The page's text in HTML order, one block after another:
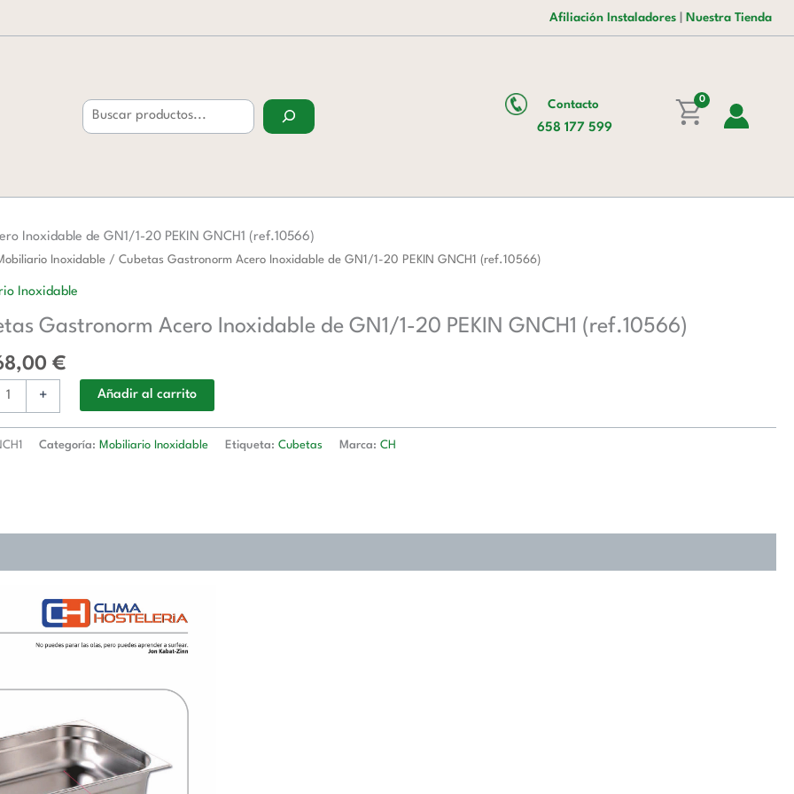
Afiliación Instaladores Nuestra Tienda
Contacto
658 177 599
0
Inoxidable de GN1/1-20 PEKIN GNCH1 (ref.10566)
Inoxidable / Cubetas Gastronorm Acero Inoxidable de GN1/1-20 PEKIN GNCH1 (ref.10566)
Inoxidable
Gastronorm Acero Inoxidable de GN1/1-20 PEKIN GNCH1 (ref.10566)
€
+ Añadir al carrito
Categoría: Mobiliario Inoxidable Etiqueta:Cubetas Marca:CH
Inoxidable
de
PEKIN
GNCH1